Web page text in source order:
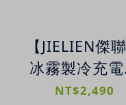
【JIELIEN傑聯
冰霧製冷充電
扇 | 夏日冰霸
NT$2,490